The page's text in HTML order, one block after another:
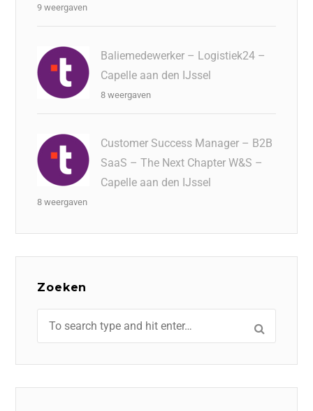
9 weergaven
Baliemedewerker – Logistiek24 –
Capelle aan den IJssel
8 weergaven
Customer Success Manager – B2B
SaaS – The Next Chapter W&S –
Capelle aan den IJssel
8 weergaven
Zoeken